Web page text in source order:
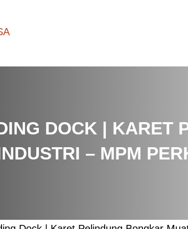
DOCK | KARET
– MPM